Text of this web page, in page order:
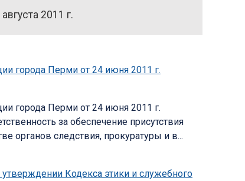
2011 г.
города Перми от 24 июня 2011 г.
города Перми от 24 июня 2011 г.
за обеспечение присутствия
органов следствия, прокуратуры и в...
Кодекса этики и служебного